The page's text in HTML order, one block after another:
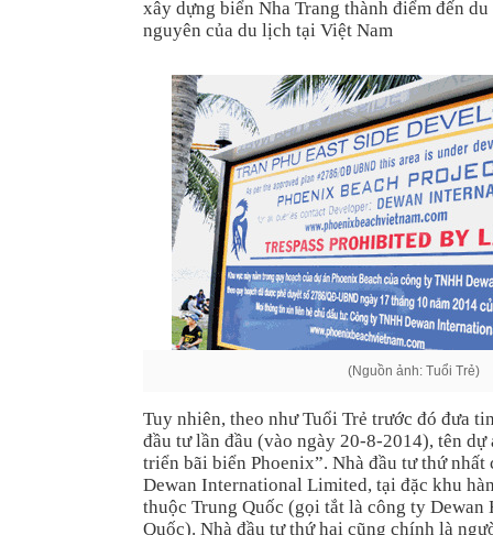
xây dựng biển Nha Trang thành điểm đến
nguyên của du lịch tại Việt Nam
(Nguồn ảnh: Tuổi Trẻ)
Tuy nhiên, theo như Tuổi Trẻ trước đó đưa
đầu tư lần đầu (vào ngày 20-8-2014), tên dự
triển bãi biển Phoenix”. Nhà đầu tư thứ nhất
Dewan International Limited, tại đặc khu
thuộc Trung Quốc (gọi tắt là công ty Dewan
Quốc). Nhà đầu tư thứ hai cũng chính là